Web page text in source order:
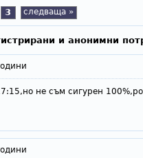
3 следваща »
и анонимни
не съм сигурен